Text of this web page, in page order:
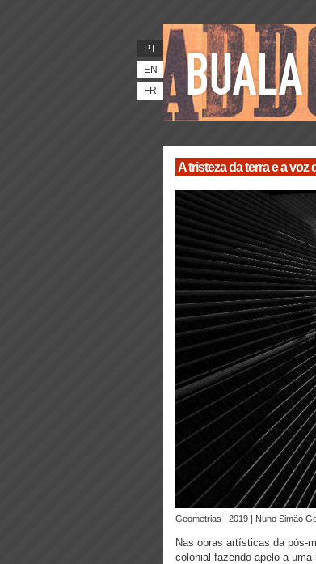
PT
EN
FR
A tristeza da terra e a voz
geometrias | 2019 | Nuno Simão
Nas obras artísticas da pós-
colonial fazendo apelo a